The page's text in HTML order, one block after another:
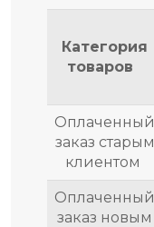
Категория
товаров
Оплаченный
заказ старым
клиентом
Оплаченный
заказ новым